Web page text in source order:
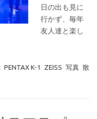
日の出も見に
行かず、毎年
友人達と楽し
PENTAX K-1 ZEISS 写真 散